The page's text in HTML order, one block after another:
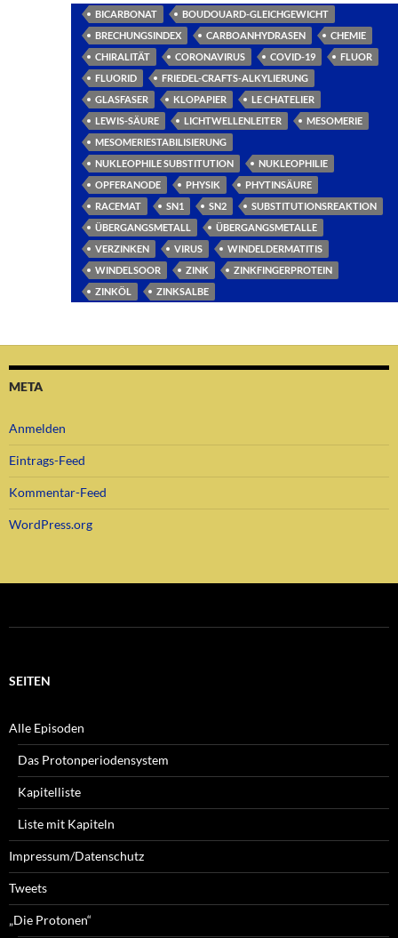
BICARBONAT
BOUDOUARD-GLEICHGEWICHT
BRECHUNGSINDEX
CARBOANHYDRASEN
CHEMIE
CHIRALITÄT
CORONAVIRUS COVID-19
FLUOR
FLUORID
FRIEDEL-CRAFTS-ALKYLIERUNG
GLASFASER
KLOPAPIER
LE CHATELIER
LEWIS-SÄURE
LICHTWELLENLEITER
MESOMERIE
MESOMERIESTABILISIERUNG
NUKLEOPHILE SUBSTITUTION
NUKLEOPHILIE
OPFERANODE
PHYSIK
PHYTINSÄURE
RACEMAT
SN1 SN2
SUBSTITUTIONSREAKTION
ÜBERGANGSMETALL
ÜBERGANGSMETALLE
VERZINKEN
VIRUS
WINDELDERMATITIS
WINDELSOOR
ZINK
ZINKFINGERPROTEIN
ZINKÖL
ZINKSALBE
META
Anmelden
Eintrags-Feed
Kommentar-Feed
WordPress.org
SEITEN
Alle Episoden
Das Protonperiodensystem
Kapitelliste
Liste mit Kapiteln
Impressum/Datenschutz
Tweets
„Die Protonen“